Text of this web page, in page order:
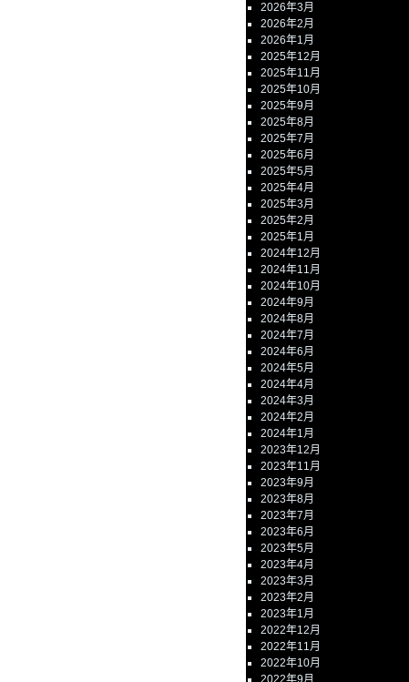
2026年3月
2026年2月
2026年1月
2025年12月
2025年11月
2025年10月
2025年9月
2025年8月
2025年7月
2025年6月
2025年5月
2025年4月
2025年3月
2025年2月
2025年1月
2024年12月
2024年11月
2024年10月
2024年9月
2024年8月
2024年7月
2024年6月
2024年5月
2024年4月
2024年3月
2024年2月
2024年1月
2023年12月
2023年11月
2023年9月
2023年8月
2023年7月
2023年6月
2023年5月
2023年4月
2023年3月
2023年2月
2023年1月
2022年12月
2022年11月
2022年10月
2022年9月